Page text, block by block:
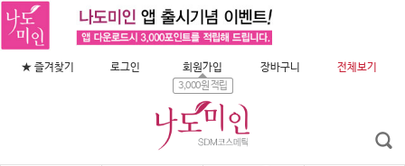
★ 즐겨찾기 로그인 회원가입
3,000원 적립
장바구니 전체보기